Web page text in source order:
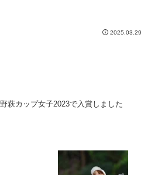
2025.03.29
野萩カップ女子2023で入賞しました